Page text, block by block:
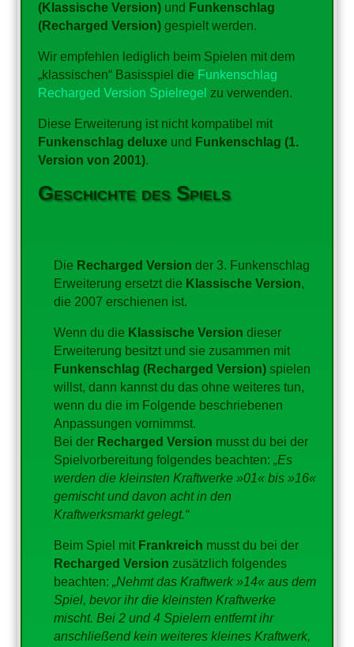
(Klassische Version) und Funkenschlag
(Recharged Version) gespielt werden.
Wir empfehlen lediglich beim Spielen mit dem
„klassischen“ Basisspiel die Funkenschlag
Recharged Version Spielregel zu verwenden.
Diese Erweiterung ist nicht kompatibel mit
Funkenschlag deluxe und Funkenschlag (1.
Version von 2001).
Geschichte des Spiels
Die Recharged Version der 3. Funkenschlag
Erweiterung ersetzt die Klassische Version,
die 2007 erschienen ist.
Wenn du die Klassische Version dieser
Erweiterung besitzt und sie zusammen mit
Funkenschlag (Recharged Version) spielen
willst, dann kannst du das ohne weiteres tun,
wenn du die im Folgende beschriebenen
Anpassungen vornimmst.
Bei der Recharged Version musst du bei der
Spielvorbereitung folgendes beachten: „Es
werden die kleinsten Kraftwerke »01« bis »16«
gemischt und davon acht in den
Kraftwerksmarkt gelegt.“
Beim Spiel mit Frankreich musst du bei der
Recharged Version zusätzlich folgendes
beachten: „Nehmt das Kraftwerk »14« aus dem
Spiel, bevor ihr die kleinsten Kraftwerke
mischt. Bei 2 und 4 Spielern entfernt ihr
anschließend kein weiteres kleines Kraftwerk,